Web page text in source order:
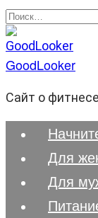
Перейти
к
содержанию
Search
for:
GoodLooker
Сайт о
Для
Для